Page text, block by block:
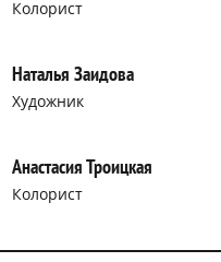
Колорист
Наталья Заидова
Художник
Анастасия Троицкая
Колорист